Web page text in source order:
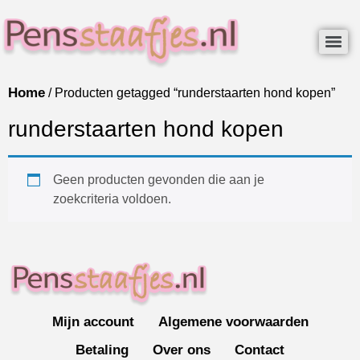
Home / Producten getagged “runderstaarten hond kopen”
runderstaarten hond kopen
Geen producten gevonden die aan je
zoekcriteria voldoen.
Mijn account
Algemene voorwaarden
Betaling
Over ons Contact